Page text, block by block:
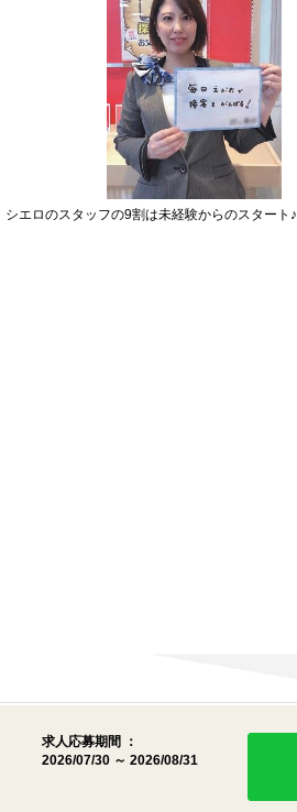
シエロのスタッフの9割は未経験からのスタート♪
求人応募期間 ：
2026/07/30 ～ 2026/08/31